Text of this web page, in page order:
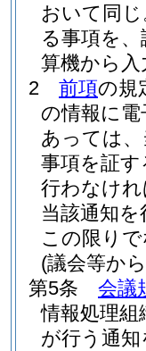
おいて同じ
る事項を
算機から
2
前項の規
の情報に電
あっては
事項を証
行わなけ
当該通知
この限り
(議会等か
第5条
会議
情報処理組
が行う通